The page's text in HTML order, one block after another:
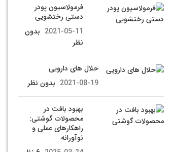
فرمولاسیون پودر
دستی رختشویی
2021-05-11 بدون
نظر
حلال های دارویی
2021-08-19 بدون نظر
بهبود بافت در
محصولات گوشتی:
راهکارهای عملی و
نوآورانه